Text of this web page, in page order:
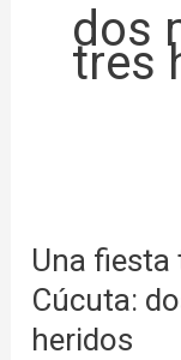
dos
tres
Una fiesta
Cúcuta:
heridos
terminó
en
tragedia